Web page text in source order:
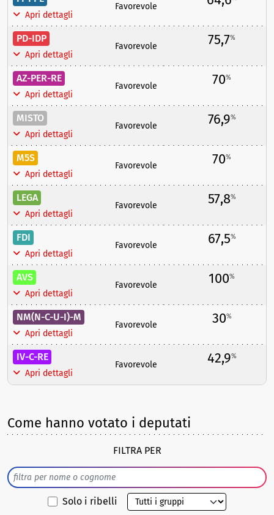
Apri dettagli
Favorevole
PD-IDP
Apri dettagli
Favorevole 75,7%
AZ-PER-RE
Apri dettagli
Favorevole 70%
MISTO
Apri dettagli
Favorevole 76,9%
M5S
Apri dettagli
Favorevole 70%
LEGA
Apri dettagli
Favorevole 57,8%
FDI
Apri dettagli
Favorevole 67,5%
AVS
Apri dettagli
Favorevole 100%
NM(N-C-U-I)-M
Apri dettagli
Favorevole 30%
IV-C-RE
Apri dettagli
Favorevole 42,9%
Come hanno votato i deputati
FILTRA PER
Solo i ribelli